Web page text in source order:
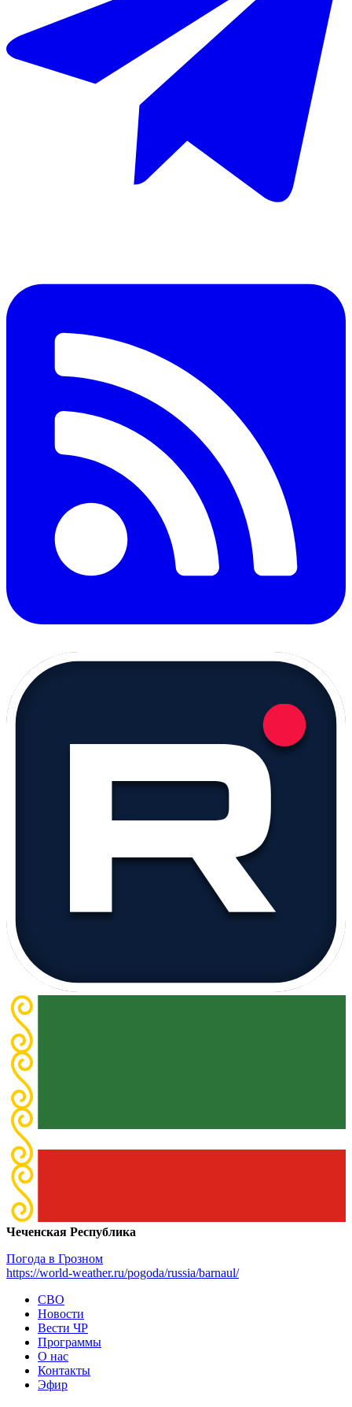
Чеченская Республика
Погода в Грозном
https://world-weather.ru/pogoda/russia/barnaul/
СВО
Новости
Вести ЧР
Программы
О нас
Контакты
Эфир